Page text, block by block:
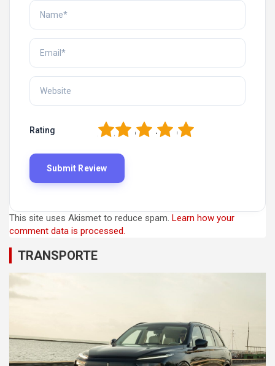
Rating 5
4
3
2
This site uses Akismet to reduce spam. Learn how your
comment data is processed.
TRANSPORTE